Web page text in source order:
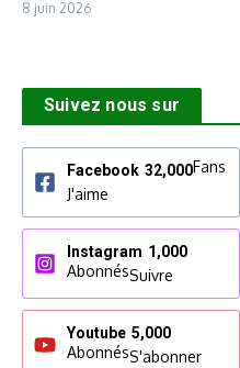
8 juin 2026
Suivez nous sur
Facebook 32,000Fans
J'aime
Instagram 1,000
AbonnésSuivre
Youtube 5,000
AbonnésS'abonner